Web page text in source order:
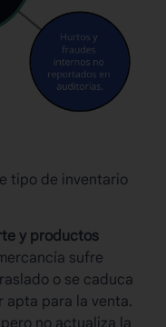
tipo de inventario
y productos
sufre
o se caduca
apta para la venta.